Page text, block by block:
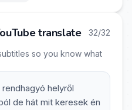
translate 32/32
so you know what
helyről
de hát mit keresek én